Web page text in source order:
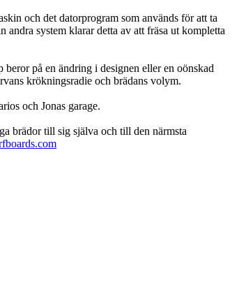
och det datorprogram som används för att ta
system klarar detta av att fräsa ut kompletta
på en ändring i designen eller en oönskad
krökningsradie och brädans volym.
och Jonas garage.
brädor till sig själva och till den närmsta